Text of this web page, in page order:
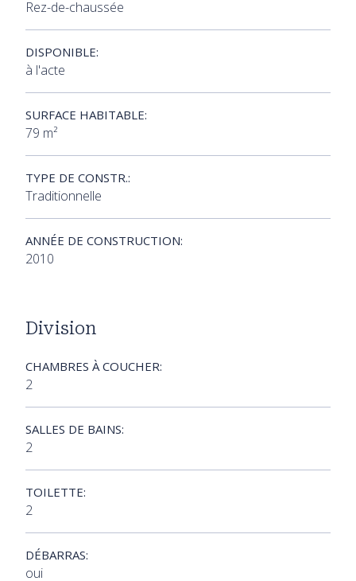
Rez-de-chaussée
DISPONIBLE:
à l'acte
SURFACE HABITABLE:
79 m²
TYPE DE CONSTR.:
Traditionnelle
ANNÉE DE CONSTRUCTION:
2010
Division
CHAMBRES À COUCHER:
2
SALLES DE BAINS:
2
TOILETTE:
2
DÉBARRAS:
oui